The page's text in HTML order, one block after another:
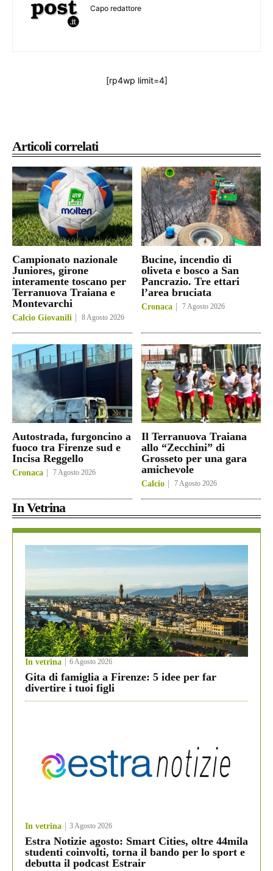
Articoli correlati
Campionato nazionale
Juniores, girone
interamente toscano per
Terranuova Traiana e
Montevarchi
Calcio Giovanili 8 Agosto 2026
Bucine, incendio di
oliveta e bosco a San
Pancrazio. Tre ettari
l’area bruciata
Cronaca 7 Agosto 2026
Autostrada, furgoncino a
fuoco tra Firenze sud e
Incisa Reggello
Cronaca 7 Agosto 2026
Il Terranuova Traiana
allo “Zecchini” di
Grosseto per una gara
amichevole
Calcio 7 Agosto 2026
In Vetrina
In vetrina 6 Agosto 2026
Gita di famiglia a Firenze: 5 idee per far
divertire i tuoi figli
In vetrina 3 Agosto 2026
Estra Notizie agosto: Smart Cities, oltre 44mila
studenti coinvolti, torna il bando per lo sport e
debutta il podcast Estrair
Capo redattore
[rp4wp limit=4]